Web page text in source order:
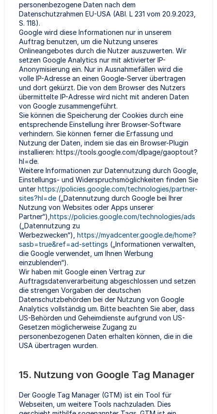
personenbezogene Daten nach dem
Datenschutzrahmen EU-USA (ABl. L 231 vom 20.9.2023,
S. 118).
Google wird diese Informationen nur in unserem
Auftrag benutzen, um die Nutzung unseres
Onlineangebotes durch die Nutzer auszuwerten. Wir
setzen Google Analytics nur mit aktivierter IP-
Anonymisierung ein. Nur in Ausnahmefällen wird die
volle IP-Adresse an einen Google-Server übertragen
und dort gekürzt. Die von dem Browser des Nutzers
übermittelte IP-Adresse wird nicht mit anderen Daten
von Google zusammengeführt.
Sie können die Speicherung der Cookies durch eine
entsprechende Einstellung ihrer Browser-Software
verhindern. Sie können ferner die Erfassung und
Nutzung der Daten, indem sie das ein Browser-Plugin
installieren: https://tools.google.com/dlpage/gaoptout?
hl=de.
Weitere Informationen zur Datennutzung durch Google,
Einstellungs- und Widerspruchsmöglichkeiten finden Sie
unter https://policies.google.com/technologies/partner-
sites?hl=de („Datennutzung durch Google bei Ihrer
Nutzung von Websites oder Apps unserer
Partner“), https://policies.google.com/technologies/ads
(„Datennutzung zu
Werbezwecken“), https://myadcenter.google.de/home?
sasb=true&ref=ad-settings („Informationen verwalten,
die Google verwendet, um Ihnen Werbung
einzublenden“).
Wir haben mit Google einen Vertrag zur
Auftragsdatenverarbeitung abgeschlossen und setzen
die strengen Vorgaben der deutschen
Datenschutzbehörden bei der Nutzung von Google
Analytics vollständig um. Bitte beachten Sie aber, dass
US-Behörden und Geheimdienste aufgrund von US-
Gesetzen möglicherweise Zugang zu
personenbezogenen Daten erhalten können, die in die
USA übertragen wurden.
15. Nutzung von Google Tag Manager
Der Google Tag Manager (GTM) ist ein Tool für
Webseiten, um weitere Tools nachzuladen. Dies